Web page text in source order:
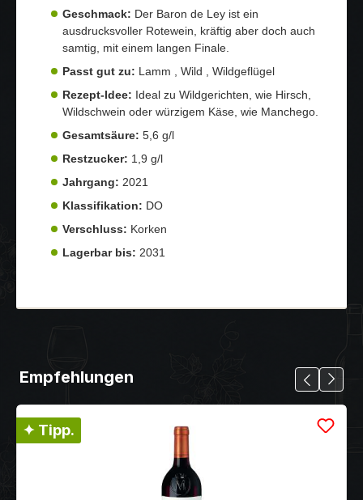
Geschmack: Der Baron de Ley ist ein
ausdrucksvoller Rotewein, kräftig aber doch auch
samtig, mit einem langen Finale.
Passt gut zu: Lamm , Wild , Wildgeflügel
Rezept-Idee: Ideal zu Wildgerichten, wie Hirsch,
Wildschwein oder würzigem Käse, wie Manchego.
Gesamtsäure: 5,6 g/l
Restzucker: 1,9 g/l
Jahrgang: 2021
Klassifikation: DO
Verschluss: Korken
Lagerbar bis: 2031
Empfehlungen
✦ Tipp.